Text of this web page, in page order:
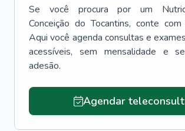
Se você procura por um
Conceição do Tocantins, conte com
Aqui você agenda consultas e
acessíveis, sem mensalidade e
adesão.
Agendar